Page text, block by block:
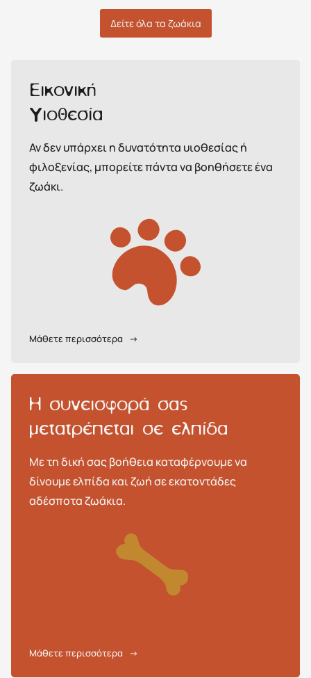
Δείτε όλα τα ζωάκια
Εικονική
Υιοθεσία
Αν δεν υπάρχει η δυνατότητα υιοθεσίας ή
φιλοξενίας, μπορείτε πάντα να βοηθήσετε ένα
ζωάκι.
Μάθετε περισσότερα →
H συνεισφορά σας
μετατρέπεται σε ελπίδα
Με τη δική σας βοήθεια καταφέρνουμε να
δίνουμε ελπίδα και ζωή σε εκατοντάδες
αδέσποτα ζωάκια.
Μάθετε περισσότερα →